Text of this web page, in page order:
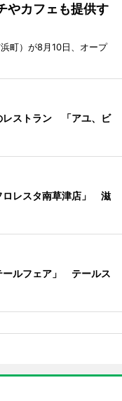
カフェも提供す
町）が8月10日、オープ
レストラン 「アユ、ビ
ロレスタ南草津店」 滋
ールフェア」 テールス